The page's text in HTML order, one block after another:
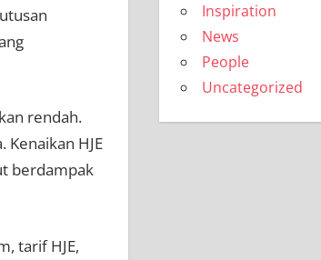
rendah.
HJE
berdampak
tarif HJE,
Inspiration
News
People
Uncategorized